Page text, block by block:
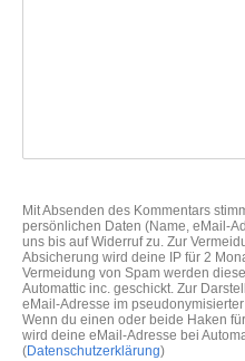
Mit Absenden des Kommentars
persönlichen Daten (Name, eMail-
uns bis auf Widerruf zu. Zur
Absicherung wird deine IP für 2
Vermeidung von Spam werden
Automattic inc. geschickt. Zur
eMail-Adresse im
Wenn du einen oder beide Haken
wird deine eMail-Adresse bei
(Datenschutzerklärung)